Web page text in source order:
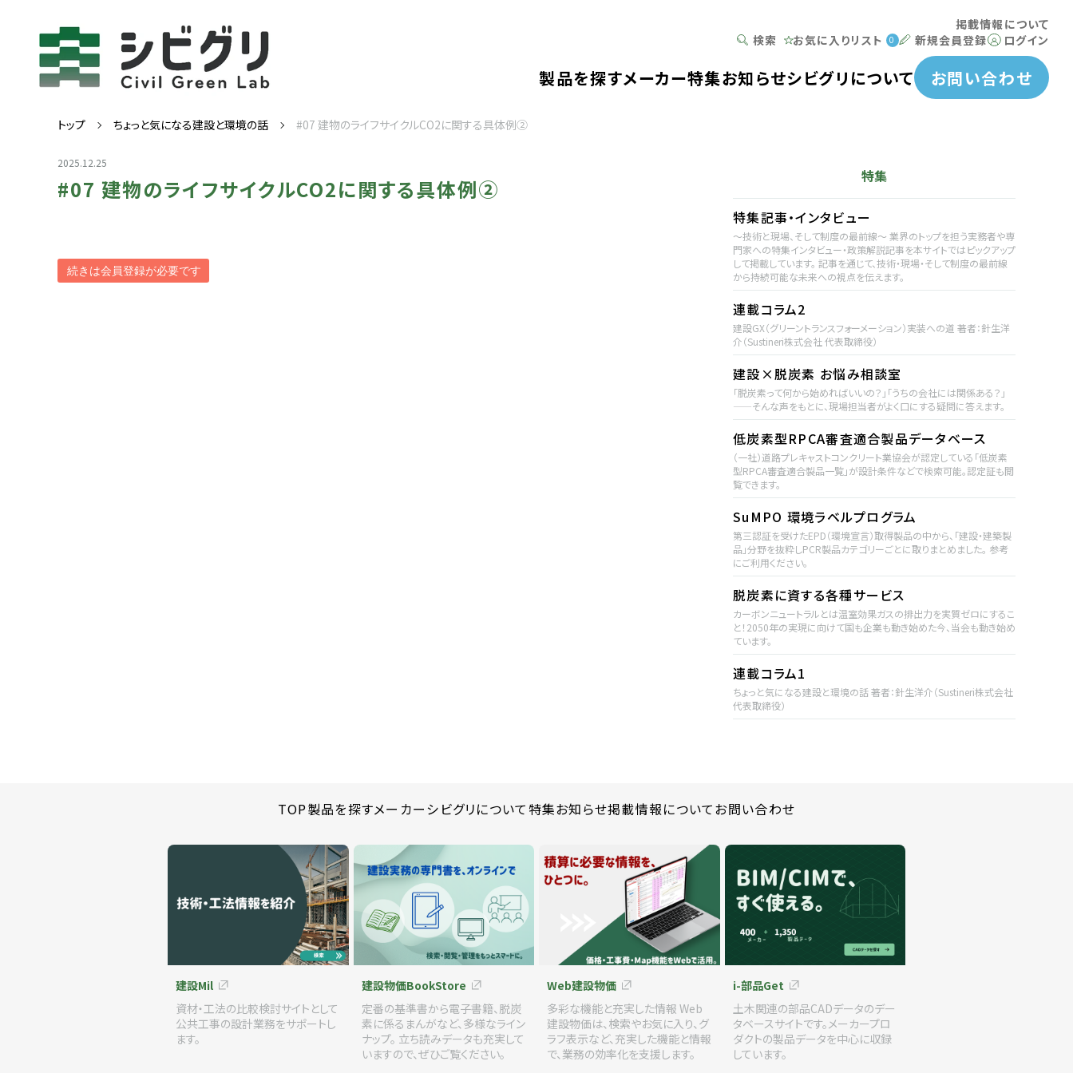
掲載情報について
検索
お気に入りリスト 0 新規会員登録 ログイン
製品を探すメーカー特集お知らせシビグリについて お問い合わせ
トップ ちょっと気になる建設と環境の話 #07 建物のライフサイクルCO2に関する具体例②
2025.12.25
#07 建物のライフサイクルCO2に関する具体例② 特集
特集記事・インタビュー
～技術と現場、そして制度の最前線～ 業界のトップを担う実務者や専
門家への特集インタビュー・政策解説記事を本サイトではピックアップ
して掲載しています。 記事を通じて、技術・現場・そして制度の最前線
から持続可能な未来への視点を伝えます。
連載コラム2
建設GX（グリーントランスフォーメーション）実装への道 著者：針生洋
介（Sustineri株式会社 代表取締役）
建設×脱炭素 お悩み相談室
「脱炭素って何から始めればいいの？」「うちの会社には関係ある？」
——そんな声をもとに、現場担当者がよく口にする疑問に答えます。
低炭素型RPCA審査適合製品データベース
（一社）道路プレキャストコンクリート業協会が認定している「低炭素
型RPCA審査適合製品一覧」が設計条件などで検索可能。認定証も閲
覧できます。
SuMPO 環境ラベルプログラム
第三認証を受けたEPD（環境宣言）取得製品の中から、「建設・建築製
品」分野を抜粋しPCR製品カテゴリーごとに取りまとめました。 参考
にご利用ください。
脱炭素に資する各種サービス
カーボンニュートラルとは温室効果ガスの排出力を実質ゼロにするこ
と！2050年の実現に向けて国も企業も動き始めた今、当会も動き始め
ています。
連載コラム1
ちょっと気になる建設と環境の話 著者：針生洋介（Sustineri株式会社
代表取締役）
TOP製品を探すメーカーシビグリについて 特集お知らせ掲載情報についてお問い合わせ
建設Mil
資材・工法の比較検討サイトとして
公共工事の設計業務をサポートし
ます。
建設物価BookStore
定番の基準書から電子書籍、脱炭
素に係るまんがなど、多様なライン
ナップ。 立ち読みデータも充実して
いますので、ぜひご覧ください。
Web建設物価
多彩な機能と充実した情報 Web
建設物価は、検索やお気に入り、グ
ラフ表示など、充実した機能と情報
で、業務の効率化を支援します。
i-部品Get
土木関連の部品CADデータのデー
タベースサイトです。メーカープロ
ダクトの製品データを中心に収録
しています。